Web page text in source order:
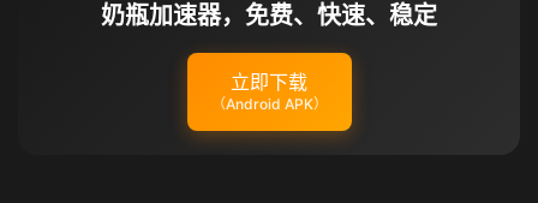
奶瓶加速器，免费、快速、稳定
立即下载
（Android APK）